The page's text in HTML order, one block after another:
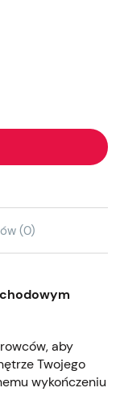
(0)
aby
Twojego
wykończeniu